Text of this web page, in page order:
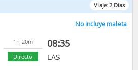
Viaje: 2 Días
No incluye maleta
1h 20m
Directo
08:35
EAS